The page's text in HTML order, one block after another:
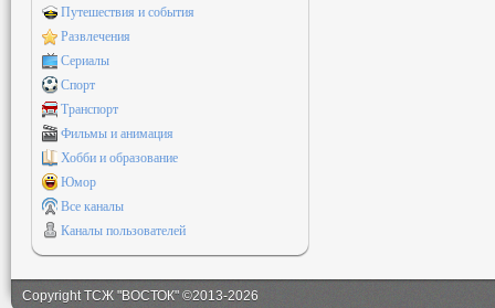
Путешествия и события
Развлечения
Сериалы
Спорт
Транспорт
Фильмы и анимация
Хобби и образование
Юмор
Все каналы
Каналы пользователей
Copyright ТСЖ "ВОСТОК" ©2013-2026